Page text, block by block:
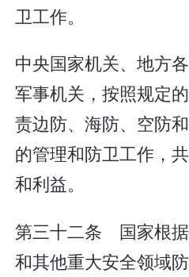
卫工作。
中央国家机关、地方
军事机关，按照规定
责边防、海防、空防
的管理和防卫工作，
和利益。
第三十二条 国家根
和其他重大安全领域